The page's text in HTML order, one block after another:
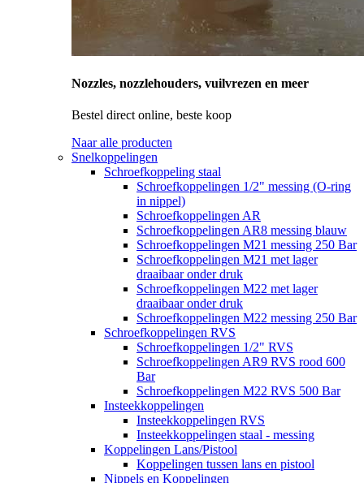
Nozzles, nozzlehouders, vuilvrezen en meer
Bestel direct online, beste koop
Naar alle producten
Snelkoppelingen
Schroefkoppeling staal
Schroefkoppelingen 1/2" messing (O-ring
in nippel)
Schroefkoppelingen AR
Schroefkoppelingen AR8 messing blauw
Schroefkoppelingen M21 messing 250 Bar
Schroefkoppelingen M21 met lager
draaibaar onder druk
Schroefkoppelingen M22 met lager
draaibaar onder druk
Schroefkoppelingen M22 messing 250 Bar
Schroefkoppelingen RVS
Schroefkoppelingen 1/2" RVS
Schroefkoppelingen AR9 RVS rood 600
Bar
Schroefkoppelingen M22 RVS 500 Bar
Insteekkoppelingen
Insteekkoppelingen RVS
Insteekkoppelingen staal - messing
Koppelingen Lans/Pistool
Koppelingen tussen lans en pistool
Nippels en Koppelingen